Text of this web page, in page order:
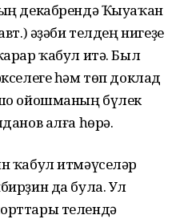
декабрендә Ҡыуаҡан
әҙәби телдең нигеҙе
ҡабул итә. Был
һәм төп доклад
ойошманың бүлек
алға һөрә.
ҡабул итмәүселәр
да була. Ул
телендә